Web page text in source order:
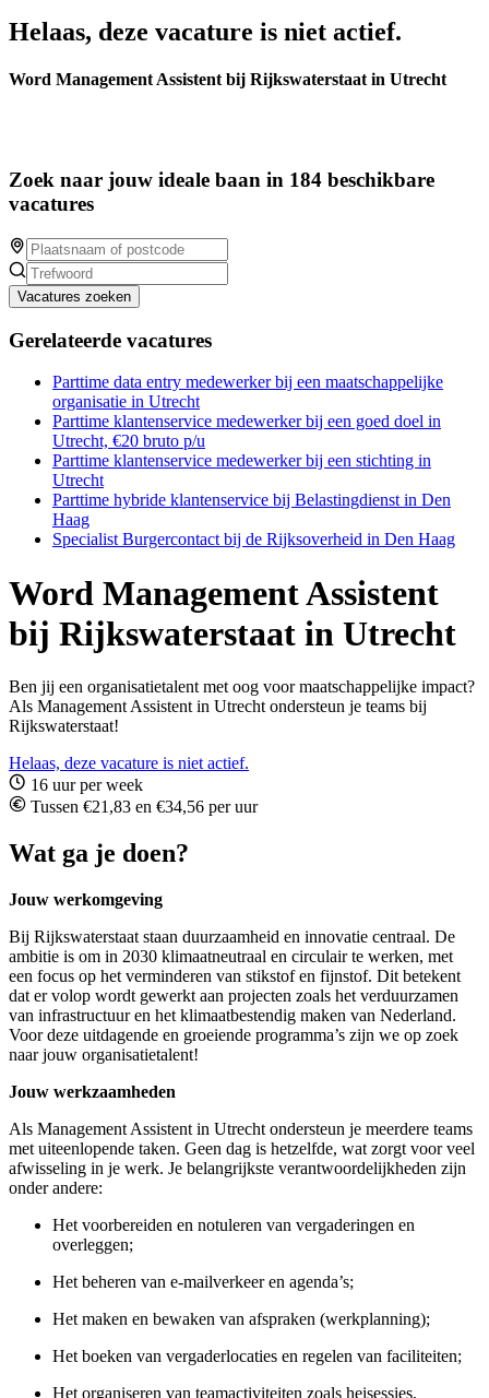
Helaas, deze vacature is niet actief.
Word Management Assistent bij Rijkswaterstaat in Utrecht
Zoek naar jouw ideale baan in 184 beschikbare
vacatures
Vacatures zoeken
Gerelateerde vacatures
Parttime data entry medewerker bij een maatschappelijke
organisatie in Utrecht
Parttime klantenservice medewerker bij een goed doel in
Utrecht, €20 bruto p/u
Parttime klantenservice medewerker bij een stichting in
Utrecht
Parttime hybride klantenservice bij Belastingdienst in Den
Haag
Specialist Burgercontact bij de Rijksoverheid in Den Haag
Word Management Assistent
bij Rijkswaterstaat in Utrecht
Ben jij een organisatietalent met oog voor maatschappelijke impact?
Als Management Assistent in Utrecht ondersteun je teams bij
Rijkswaterstaat!
Helaas, deze vacature is niet actief.
16 uur per week
Tussen €21,83 en €34,56 per uur
Wat ga je doen?
Jouw werkomgeving
Bij Rijkswaterstaat staan duurzaamheid en innovatie centraal. De
ambitie is om in 2030 klimaatneutraal en circulair te werken, met
een focus op het verminderen van stikstof en fijnstof. Dit betekent
dat er volop wordt gewerkt aan projecten zoals het verduurzamen
van infrastructuur en het klimaatbestendig maken van Nederland.
Voor deze uitdagende en groeiende programma’s zijn we op zoek
naar jouw organisatietalent!
Jouw werkzaamheden
Als Management Assistent in Utrecht ondersteun je meerdere teams
met uiteenlopende taken. Geen dag is hetzelfde, wat zorgt voor veel
afwisseling in je werk. Je belangrijkste verantwoordelijkheden zijn
onder andere:
Het voorbereiden en notuleren van vergaderingen en
overleggen;
Het beheren van e-mailverkeer en agenda’s;
Het maken en bewaken van afspraken (werkplanning);
Het boeken van vergaderlocaties en regelen van faciliteiten;
Het organiseren van teamactiviteiten zoals heisessies,